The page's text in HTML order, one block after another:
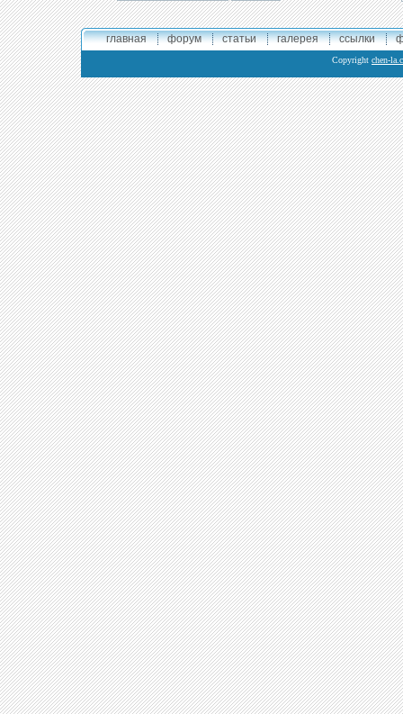
главная форум статьи галерея ссылки
Copyright chen-